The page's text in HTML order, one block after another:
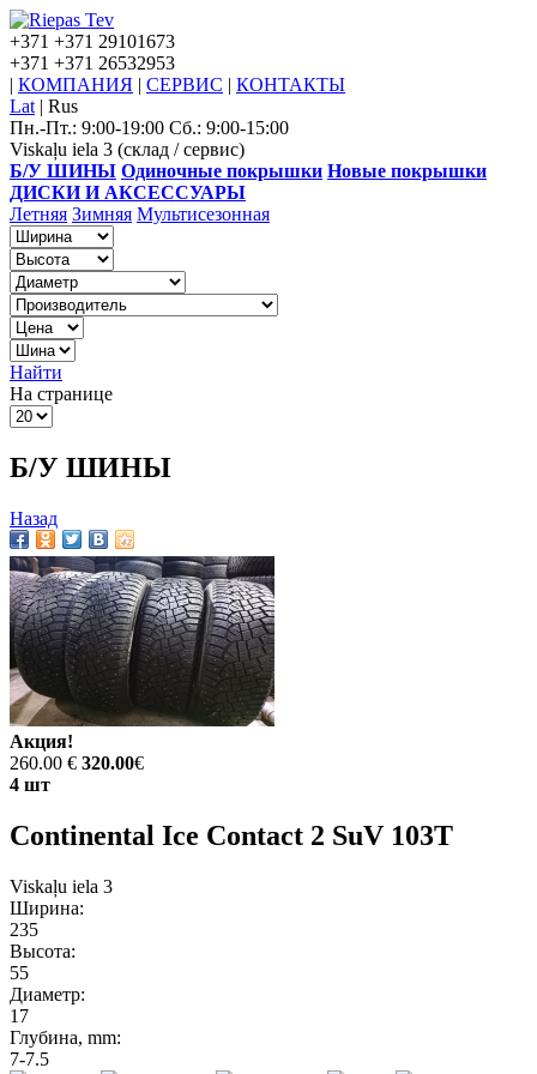
+371 +371 29101673
+371 +371 26532953
| КОМПАНИЯ | СЕРВИС | КОНТАКТЫ
Lat | Rus
Пн.-Пт.: 9:00-19:00 Сб.: 9:00-15:00
Viskaļu iela 3 (склад / сервис)
Б/У ШИНЫ Одиночные покрышки Новые покрышки
ДИСКИ И АКСЕССУАРЫ
Летняя Зимняя Мультисезонная
Найти
На странице
Б/У ШИНЫ
Назад
Акция!
260.00 € 320.00€
4 шт
Continental Ice Contact 2 SuV 103T
Viskaļu iela 3
Ширина:
235
Высота:
55
Диаметр:
17
Глубина, mm:
7-7.5